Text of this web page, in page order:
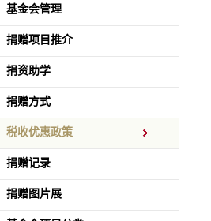
基金会管理
捐赠项目推介
捐资助学
捐赠方式
税收优惠政策
捐赠记录
捐赠图片展